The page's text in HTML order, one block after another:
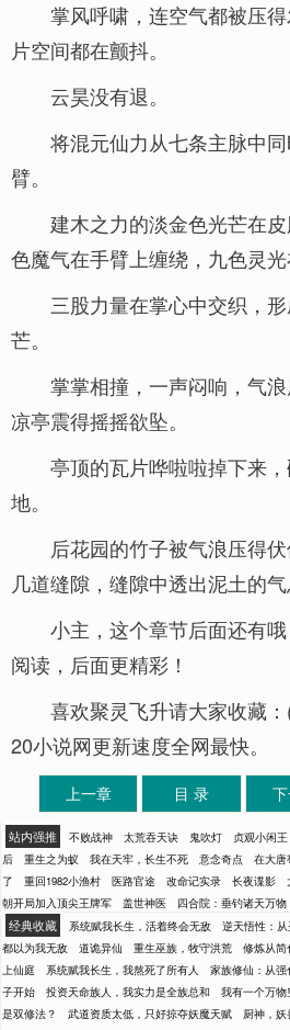
掌风呼啸，连空气都被压
片空间都在颤抖。
云昊没有退。
将混元仙力从七条主脉中
臂。
建木之力的淡金色光芒在
色魔气在手臂上缠绕，九色灵光
三股力量在掌心中交织，
芒。
掌掌相撞，一声闷响，气
凉亭震得摇摇欲坠。
亭顶的瓦片哗啦啦掉下来
地。
后花园的竹子被气浪压得
几道缝隙，缝隙中透出泥土的气
小主，这个章节后面还有
阅读，后面更精彩！
喜欢聚灵飞升请大家收藏
20小说网更新速度全网最快。
上一章 目 录
站内强推 不败战神 太荒吞天诀 鬼吹灯 贞观小闲王
后
重生之为蚁 我在天牢，长生不死 意念奇点 在大唐
了
重回1982小渔村 医路官途 改命记实录 长夜谍影
朝开局加入顶尖王牌军
盖世神医 四合院：垂钓诸天万物
经典收藏 系统赋我长生，活着终会无敌 逆天悟性：
都以为我无敌
道诡异仙 重生巫族，牧守洪荒 修炼从简
上仙庭
系统赋我长生，我熬死了所有人 家族修仙：从
子开始
投资天命族人，我实力是全族总和 我有一个万
是双修法？
武道资质太低，只好掠夺妖魔天赋 厨神，